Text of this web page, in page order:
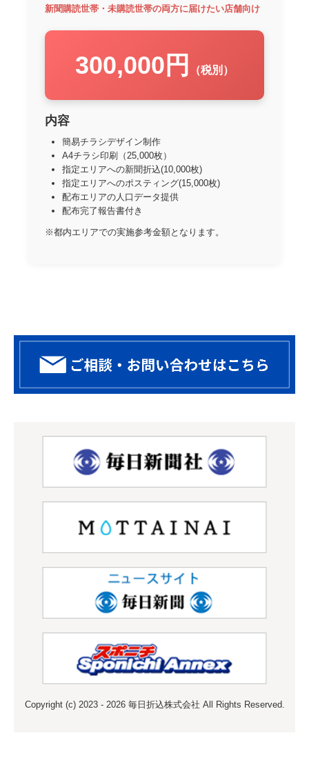
新聞購読世帯・未購読世帯の両方に届けたい店舗向け
300,000円 （税別）
内容
簡易チラシデザイン制作
A4チラシ印刷（25,000枚）
指定エリアへの新聞折込(10,000枚)
指定エリアへのポスティング(15,000枚)
配布エリアの人口データ提供
配布完了報告書付き
※都内エリアでの実施参考金額となります。
Copyright (c) 2023 - 2026 毎日折込株式会社 All Rights Reserved.